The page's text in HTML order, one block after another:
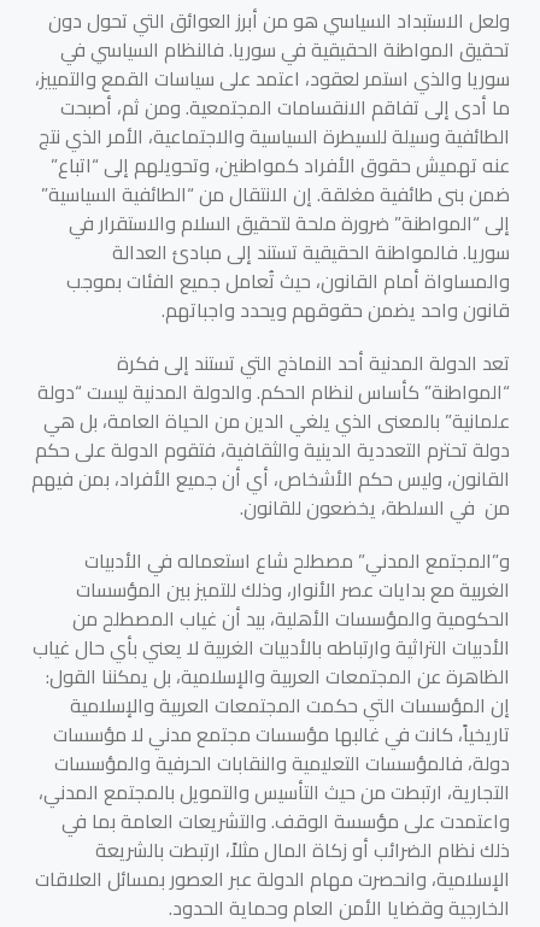
ولعل الاستبداد السياسي هو من أبرز العوائق التي تحول دون
تحقيق المواطنة الحقيقية في سوريا. فالنظام السياسي في
سوريا والذي استمر لعقود، اعتمد على سياسات القمع والتمييز،
ما أدى إلى تفاقم الانقسامات المجتمعية. ومن ثم، أصبحت
الطائفية وسيلة للسيطرة السياسية والاجتماعية، الأمر الذي نتج
عنه تهميش حقوق الأفراد كمواطنين، وتحويلهم إلى “اتباع”
ضمن بنى طائفية مغلقة. إن الانتقال من “الطائفية السياسية”
إلى “المواطنة” ضرورة ملحة لتحقيق السلام والاستقرار في
سوريا. فالمواطنة الحقيقية تستند إلى مبادئ العدالة
والمساواة أمام القانون، حيث تُعامل جميع الفئات بموجب
قانون واحد يضمن حقوقهم ويحدد واجباتهم.
تعد الدولة المدنية أحد النماذج التي تستند إلى فكرة
“المواطنة” كأساس لنظام الحكم. والدولة المدنية ليست “دولة
علمانية” بالمعنى الذي يلغي الدين من الحياة العامة، بل هي
دولة تحترم التعددية الدينية والثقافية، فتقوم الدولة على حكم
القانون، وليس حكم الأشخاص، أي أن جميع الأفراد، بمن فيهم
من في السلطة، يخضعون للقانون.
و”المجتمع المدني” مصطلح شاع استعماله في الأدبيات
الغربية مع بدايات عصر الأنوار، وذلك للتميز بين المؤسسات
الحكومية والمؤسسات الأهلية، بيد أن غياب المصطلح من
الأدبيات التراثية وارتباطه بالأدبيات الغربية لا يعني بأي حال غياب
الظاهرة عن المجتمعات العربية والإسلامية، بل يمكننا القول:
إن المؤسسات التي حكمت المجتمعات العربية والإسلامية
تاريخياً، كانت في غالبها مؤسسات مجتمع مدني لا مؤسسات
دولة، فالمؤسسات التعليمية والنقابات الحرفية والمؤسسات
التجارية، ارتبطت من حيث التأسيس والتمويل بالمجتمع المدني،
واعتمدت على مؤسسة الوقف. والتشريعات العامة بما في
ذلك نظام الضرائب أو زكاة المال مثلاً، ارتبطت بالشريعة
الإسلامية، وانحصرت مهام الدولة عبر العصور بمسائل العلاقات
الخارجية وقضايا الأمن العام وحماية الحدود.